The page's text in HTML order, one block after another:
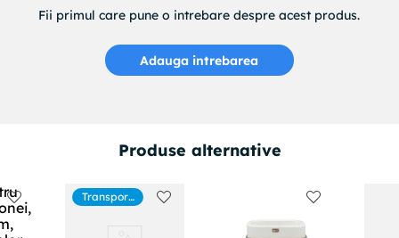
Fii primul care pune o intrebare despre acest produs.
Adauga intrebarea
Produse alternative
Transport